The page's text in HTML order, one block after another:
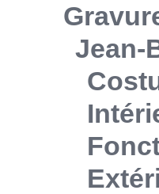
Jean-